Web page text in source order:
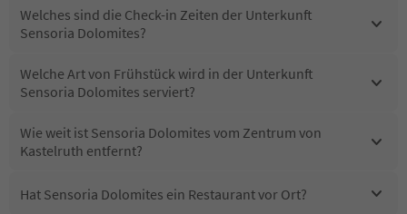
Welches sind die Check-in Zeiten der Unterkunft
Sensoria Dolomites?
Welche Art von Frühstück wird in der Unterkunft
Sensoria Dolomites serviert?
Wie weit ist Sensoria Dolomites vom Zentrum von
Kastelruth entfernt?
Hat Sensoria Dolomites ein Restaurant vor Ort?